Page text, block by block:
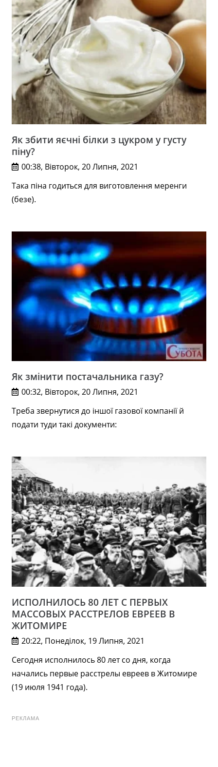
Як збити яєчні білки з цукром у густу
піну?
00:38, Вівторок, 20 Липня, 2021
Така піна годиться для виготовлення меренги
(безе).
Як змінити постачальника газу?
00:32, Вівторок, 20 Липня, 2021
Треба звернутися до іншої газової компанії й
подати туди такі документи:
ИСПОЛНИЛОСЬ 80 ЛЕТ С ПЕРВЫХ
МАССОВЫХ РАССТРЕЛОВ ЕВРЕЕВ В
ЖИТОМИРЕ
20:22, Понеділок, 19 Липня, 2021
Сегодня исполнилось 80 лет со дня, когда
начались первые расстрелы евреев в Житомире
(19 июля 1941 года).
РЕКЛАМА